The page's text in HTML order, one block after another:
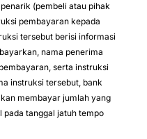
(pembeli atau pihak
pembayaran kepada
tersebut berisi informasi
nama penerima
serta instruksi
instruksi tersebut, bank
membayar jumlah yang
tanggal jatuh tempo